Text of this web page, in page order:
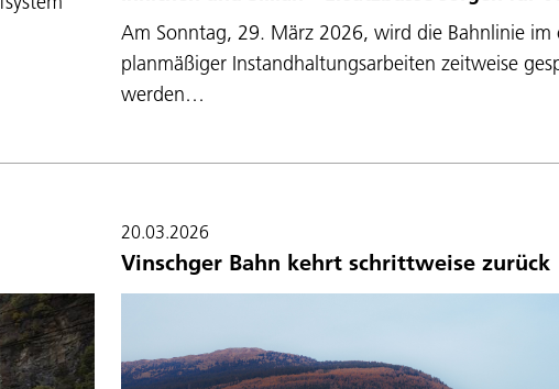
Am Sonntag, 29. März 2026, wird die Bahnlinie im
planmäßiger Instandhaltungsarbeiten zeitweise
werden…
20.03.2026
Vinschger Bahn kehrt schrittweise zurück